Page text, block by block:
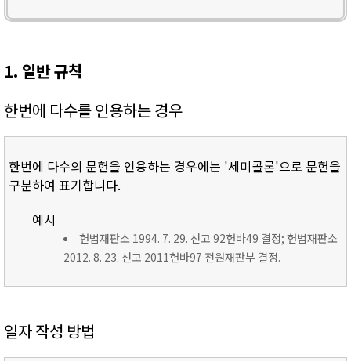
1. 일반 규칙
한번에 다수를 인용하는 경우
한번에 다수의 문헌을 인용하는 경우에는 '세미콜론'으로 문헌을
구분하여 표기합니다.
예시
헌법재판소 1994. 7. 29. 선고 92헌바49 결정; 헌법재판소
2012. 8. 23. 선고 2011헌바97 전원재판부 결정.
일자 작성 방법